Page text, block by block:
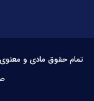
تمام حقوق مادی و